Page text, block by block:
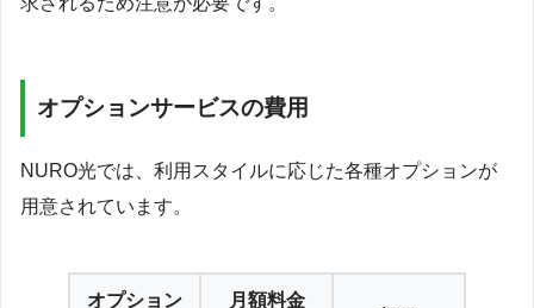
オプションサービスの費用
NURO光では、利用スタイルに応じた各種オプションが
用意されています。
オプション
月額料金